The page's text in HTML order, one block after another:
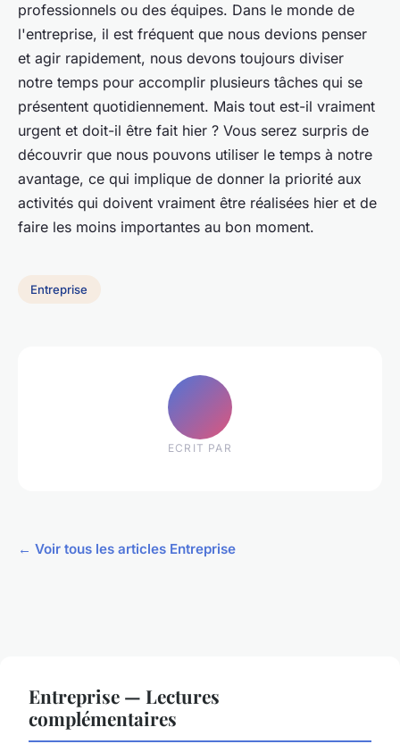
professionnels ou des équipes. Dans le monde de
l'entreprise, il est fréquent que nous devions penser
et agir rapidement, nous devons toujours diviser
notre temps pour accomplir plusieurs tâches qui se
présentent quotidiennement. Mais tout est-il vraiment
urgent et doit-il être fait hier ? Vous serez surpris de
découvrir que nous pouvons utiliser le temps à notre
avantage, ce qui implique de donner la priorité aux
activités qui doivent vraiment être réalisées hier et de
faire les moins importantes au bon moment.
Entreprise
ECRIT PAR
← Voir tous les articles Entreprise
Entreprise — Lectures
complémentaires